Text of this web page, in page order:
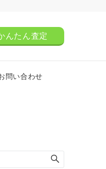
んたん査定
問い合わせ